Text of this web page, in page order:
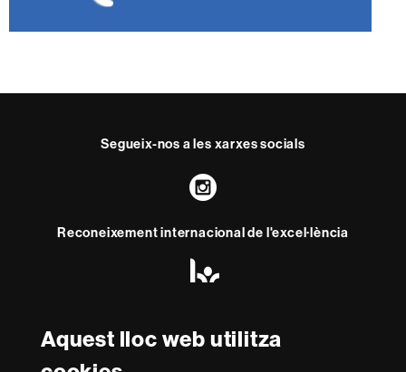
Aquest lloc web utilitza
Segueix-nos a les xarxes socials
Instagram
Reconeixement internacional de l'excel·lència
-
Euraxess
Amb el finançament de